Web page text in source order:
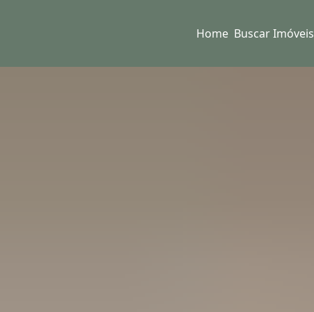
Home Buscar Imóveis